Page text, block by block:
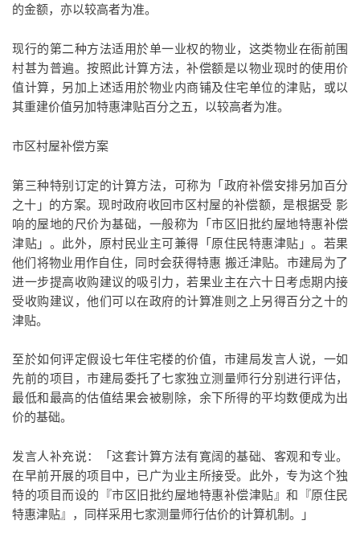
的金额，亦以较高者为准。
现行的第二种方法适用於单一业权的物业，这类物业在衙前围
村甚为普遍。按照此计算方法，补偿额是以物业现时的使用价
值计算，另加上述适用於物业内商铺及住宅单位的津贴，或以
其重建价值另加特惠津贴百分之五，以较高者为准。
市区村屋补偿方案
第三种特别订定的计算方法，可称为「政府补偿安排另加百分
之十」的方案。现时政府收回市区村屋的补偿额，是根据受 影
响的屋地的尺价为基础，一般称为「市区旧批约屋地特惠补偿
津贴」。此外，原村民业主可兼得「原住民特惠津贴」。若果
他们将物业用作自住，同时会获得特惠 搬迁津贴。市建局为了
进一步提高收购建议的吸引力，若果业主在六十日考虑期内接
受收购建议，他们可以在政府的计算准则之上另得百分之十的
津贴。
至於如何评定假设七年住宅楼的价值，市建局发言人说，一如
先前的项目，市建局委托了七家独立测量师行分别进行评估，
最低和最高的估值结果会被剔除，余下所得的平均数便成为出
价的基础。
发言人补充说：「这套计算方法有寛阔的基础、客观和专业。
在早前开展的项目中，已广为业主所接受。此外，专为这个独
特的项目而设的『市区旧批约屋地特惠补偿津贴』和『原住民
特惠津贴』，同样采用七家测量师行估价的计算机制。」